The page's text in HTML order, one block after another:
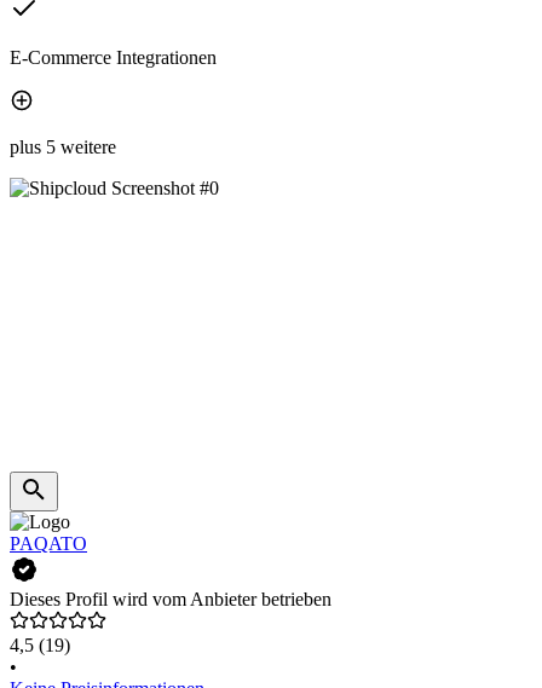
E-Commerce Integrationen
plus 5 weitere
PAQATO
Dieses Profil wird vom Anbieter betrieben
4,5 (19)
•